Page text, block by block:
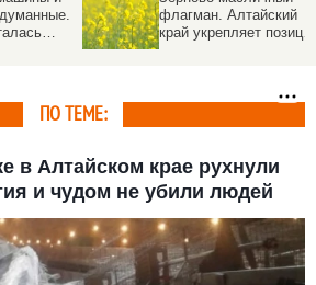
флагман. Алтайский
край укрепляет
ПО ТЕМЕ:
в Алтайском крае рухнули
и чудом не убили людей